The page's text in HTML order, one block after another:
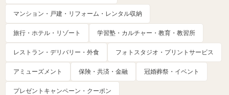
マンション・戸建・リフォーム・レンタル収納
旅行・ホテル・リゾート 学習塾・カルチャー・教育・教習所
レストラン・デリバリー・外食 フォトスタジオ・プリントサービス
アミューズメント 保険・共済・金融 冠婚葬祭・イベント
プレゼントキャンペーン・クーポン